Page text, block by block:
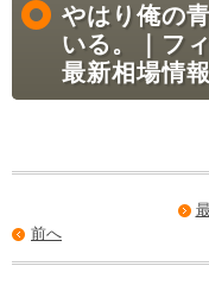
やはり俺の
いる。｜フ
最新相場情報
前へ